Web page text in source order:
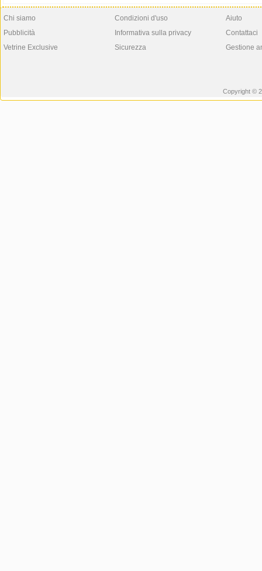
Chi siamo
Pubblicità
Vetrine Exclusive
Condizioni d'uso
Informativa sulla privacy
Sicurezza
Aiuto
Contattaci
Gestione
Copyright ©